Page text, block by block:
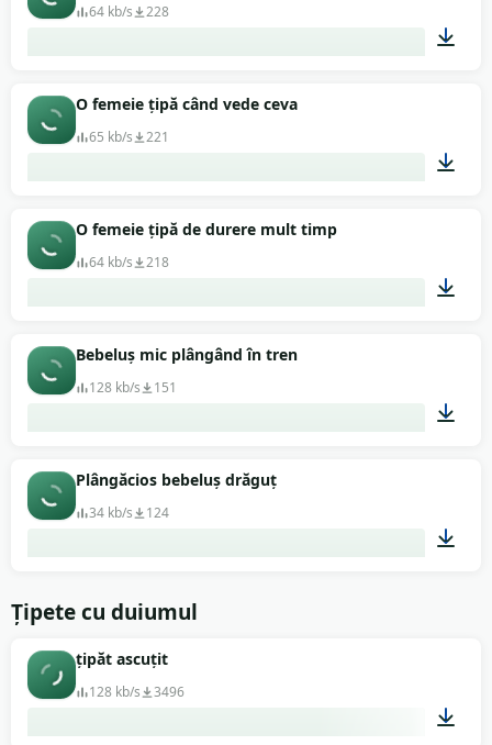
64 kb/s 228
O femeie țipă când vede ceva
65 kb/s 221
O femeie țipă de durere mult timp
64 kb/s 218
Bebeluș mic plângând în tren
128 kb/s 151
Plângăcios bebeluș drăguț
34 kb/s 124
Țipete cu duiumul
țipăt ascuțit
128 kb/s 3496